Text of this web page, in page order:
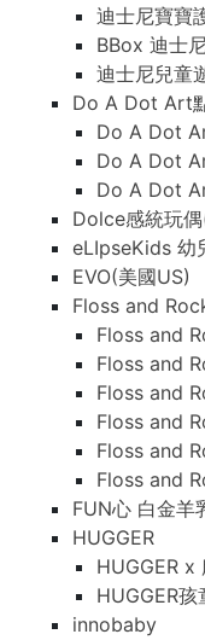
迪士尼寶寶
BBox 迪士
迪士尼兒童
Do A Dot Art
Do A Dot
Do A Dot
Do A Dot
Dolce感統玩
eLIpseKids 幼
EVO(美國US)
Floss and
Floss and
Floss and
Floss and
Floss and
Floss and
Floss and
FUN心 白金羊
HUGGER
HUGGER x
HUGGER
innobaby